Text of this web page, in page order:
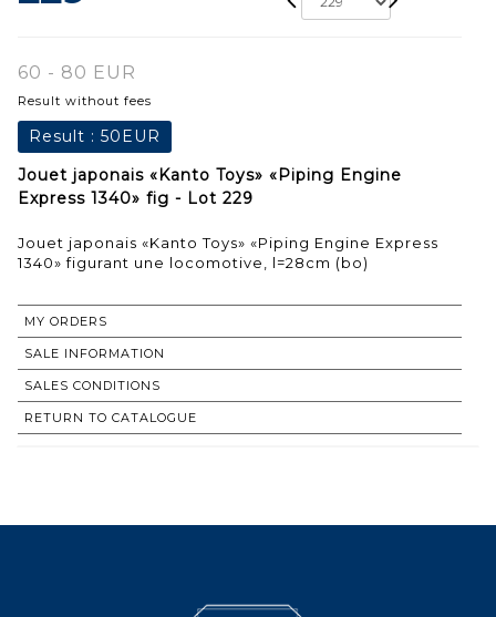
60 - 80 EUR
Result without fees
Result : 50EUR
Jouet japonais «Kanto Toys» «Piping Engine
Express 1340» fig - Lot 229
Jouet japonais «Kanto Toys» «Piping Engine Express
1340» figurant une locomotive, l=28cm (bo)
MY ORDERS
SALE INFORMATION
SALES CONDITIONS
RETURN TO CATALOGUE